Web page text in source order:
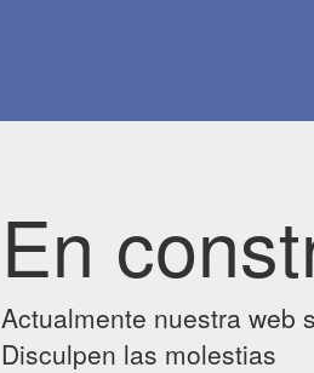
En
Actualmente nuestra web
Disculpen las molestias